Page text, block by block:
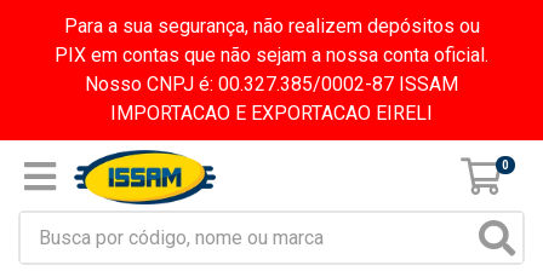
Para a sua segurança, não realizem depósitos ou
PIX em contas que não sejam a nossa conta oficial.
Nosso CNPJ é: 00.327.385/0002-87 ISSAM
IMPORTACAO E EXPORTACAO EIRELI
0